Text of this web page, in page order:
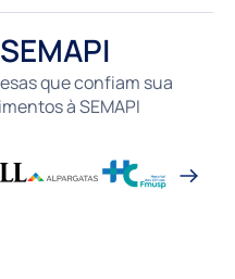
que confiam sua
à SEMAPI